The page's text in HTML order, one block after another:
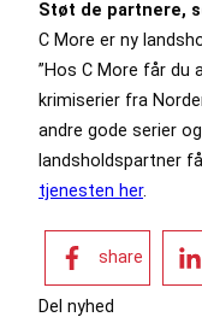
Støt de partnere,
C More er ny
”Hos C More får
krimiserier fra
andre gode serier
landsholdspartner
tjenesten her.
share
Del nyhed